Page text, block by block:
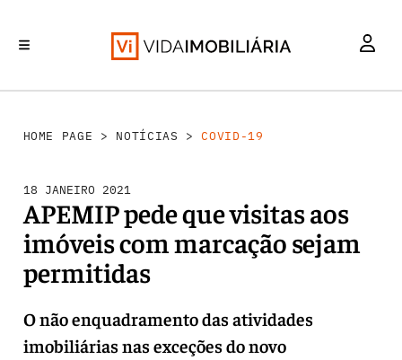
HOME PAGE > NOTÍCIAS > COVID-19
18 JANEIRO 2021
APEMIP pede que visitas aos
imóveis com marcação sejam
permitidas
O não enquadramento das atividades
imobiliárias nas exceções do novo